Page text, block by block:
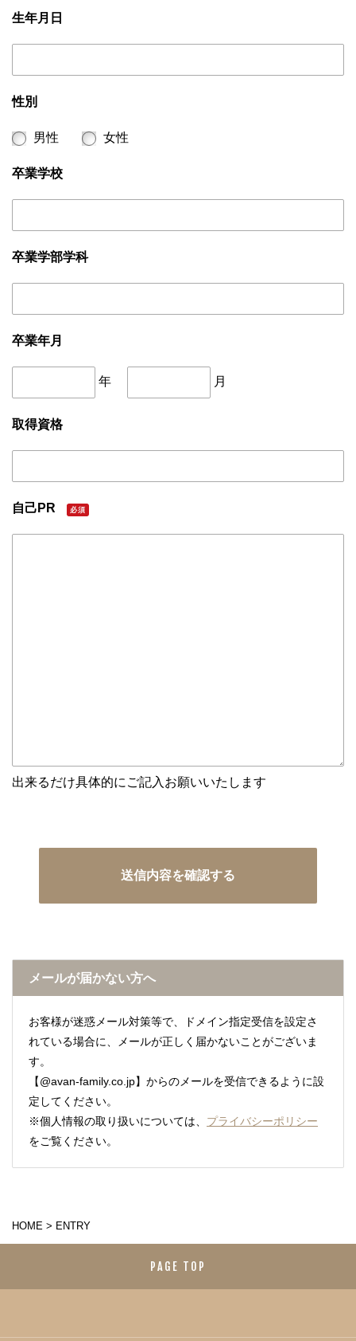
生年月日
性別
男性 女性
卒業学校
卒業学部学科
卒業年月
年 月
取得資格
自己PR 必須
出来るだけ具体的にご記入お願いいたします
メールが届かない方へ
お客様が迷惑メール対策等で、ドメイン指定受信を設定さ
れている場合に、メールが正しく届かないことがございま
す。
【@avan-family.co.jp】からのメールを受信できるように設
定してください。
※個人情報の取り扱いについては、 プライバシーポリシー
をご覧ください。
HOME > ENTRY
PAGE TOP